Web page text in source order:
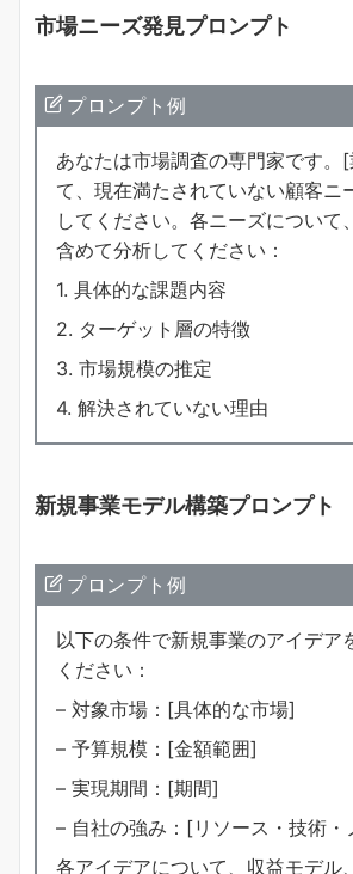
市場ニーズ発見プロンプト
プロンプト例
あなたは市場調査の専門家です。
て、現在満たされていない顧客ニ
してください。各ニーズについて
含めて分析してください：
1. 具体的な課題内容
2. ターゲット層の特徴
3. 市場規模の推定
4. 解決されていない理由
新規事業モデル構築プロンプト
プロンプト例
以下の条件で新規事業のアイデア
ください：
– 対象市場：[具体的な市場]
– 予算規模：[金額範囲]
– 実現期間：[期間]
– 自社の強み：[リソース・技術・
各アイデアについて、収益モデル